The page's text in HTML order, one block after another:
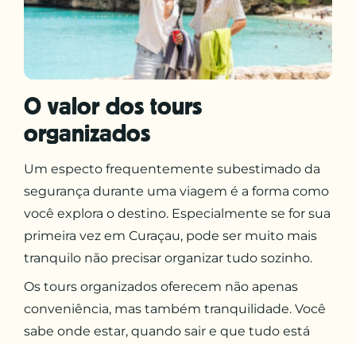
O valor dos tours
organizados
Um especto frequentemente subestimado da
segurança durante uma viagem é a forma como
você explora o destino. Especialmente se for sua
primeira vez em Curaçau, pode ser muito mais
tranquilo não precisar organizar tudo sozinho.
Os tours organizados oferecem não apenas
conveniência, mas também tranquilidade. Você
sabe onde estar, quando sair e que tudo está